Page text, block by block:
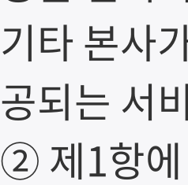
기타 본사
공되는 서
② 제1항에